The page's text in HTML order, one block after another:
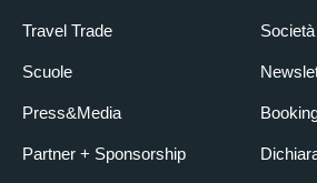
Travel Trade
Scuole
Press&Media
Partner + Sponsorship